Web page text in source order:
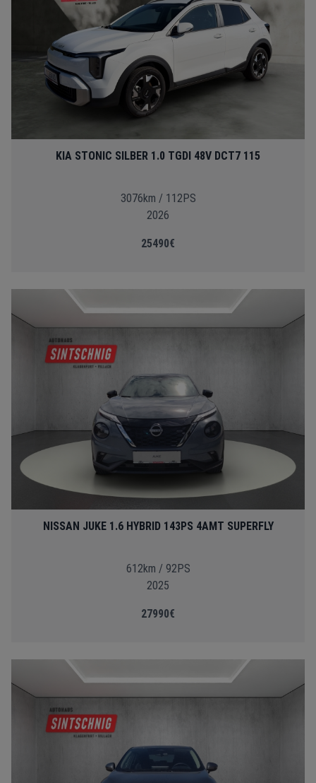
KIA STONIC SILBER 1.0 TGDI 48V DCT7 115
3076km / 112PS
2026
25490€
NISSAN JUKE 1.6 HYBRID 143PS 4AMT SUPERFLY
612km / 92PS
2025
27990€